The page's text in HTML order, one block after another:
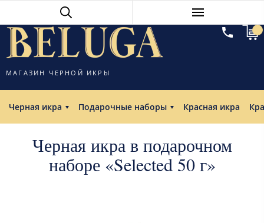
МАГАЗИН ЧЕРНОЙ ИКРЫ
Черная икра Подарочные наборы Красная икра
Черная икра в подарочном
наборе «Selected 50 г»